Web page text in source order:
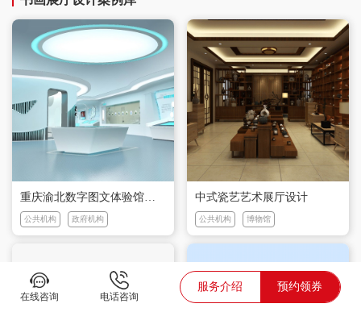
公共机构 政府机构
中式瓷艺艺术展厅设计
公共机构 博物馆
在线咨询 电话咨询
服务介绍 预约领券